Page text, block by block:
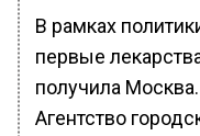
В рамках
первые
получила
Агентство